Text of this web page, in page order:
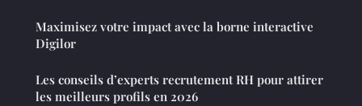
Maximisez votre impact avec la borne interactive
Digilor
Les conseils d’experts recrutement RH pour attirer
les meilleurs profils en 2026